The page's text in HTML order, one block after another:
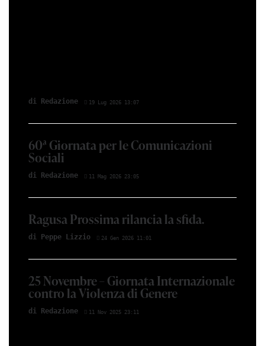
di Redazione 19 Lug 2026 13:07
60ª Giornata per le Comunicazioni
Sociali
di Redazione 11 Mag 2026 23:05
Ragusa Prossima rilancia la sfida.
di Peppe Lizzio 24 Gen 2026 11:01
25 Novembre – Giornata Internazionale
contro la Violenza di Genere
di Redazione 11 Nov 2025 23:11